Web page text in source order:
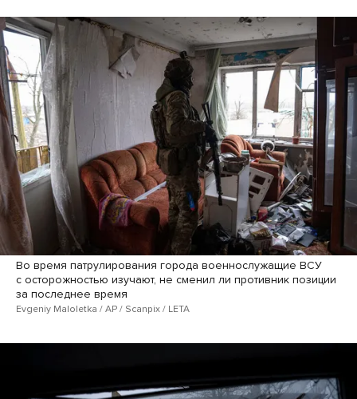
Во время патрулирования города военнослужащие ВСУ
с осторожностью изучают, не сменил ли противник позиции
за последнее время
Evgeniy Maloletka / AP / Scanpix / LETA